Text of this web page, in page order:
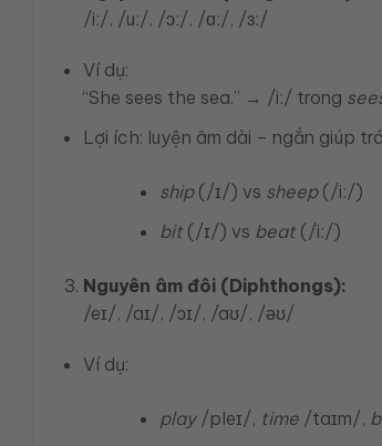
/iː/, /uː/, /ɔː/, /ɑː/, /ɜː/
Ví dụ:
“She sees the sea.” → /iː/ trong
Lợi ích: luyện âm dài – ngắn giúp
ship(/ɪ/) vs sheep(/iː/)
bit(/ɪ/) vs beat(/iː/)
Nguyên âm đôi (Diphthongs):
/eɪ/, /aɪ/, /ɔɪ/, /aʊ/, /əʊ/
Ví dụ:
play/pleɪ/, time/taɪm/,